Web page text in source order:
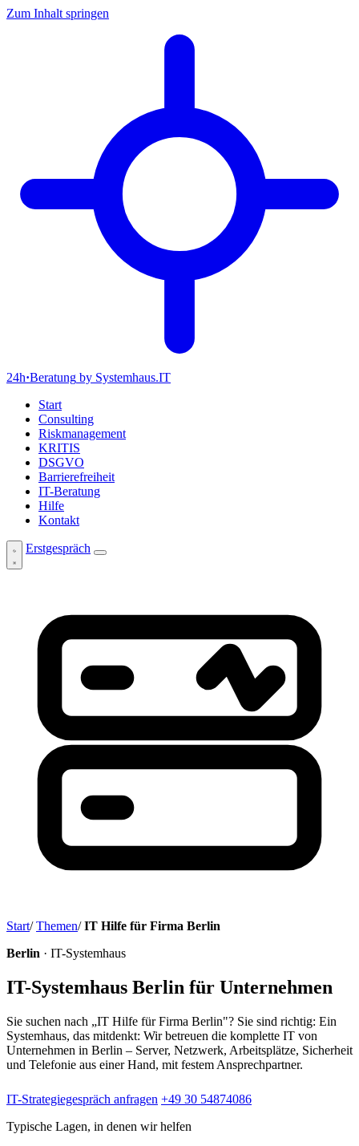
Zum Inhalt springen
24h·Beratung by Systemhaus.IT
Start
Consulting
Riskmanagement
KRITIS
DSGVO
Barrierefreiheit
IT-Beratung
Hilfe
Kontakt
Erstgespräch
Start/ Themen/ IT Hilfe für Firma Berlin
Berlin · IT-Systemhaus
IT-Systemhaus Berlin für Unternehmen
Sie suchen nach „IT Hilfe für Firma Berlin"? Sie sind richtig: Ein
Systemhaus, das mitdenkt: Wir betreuen die komplette IT von
Unternehmen in Berlin – Server, Netzwerk, Arbeitsplätze, Sicherheit
und Telefonie aus einer Hand, mit festem Ansprechpartner.
IT-Strategiegespräch anfragen +49 30 54874086
Typische Lagen, in denen wir helfen